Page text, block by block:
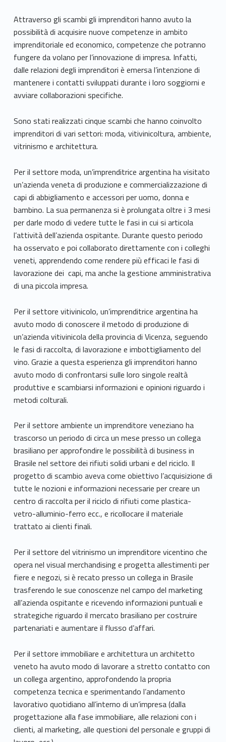
Attraverso gli scambi gli imprenditori hanno avuto la
possibilità di acquisire nuove competenze in ambito
imprenditoriale ed economico, competenze che potranno
fungere da volano per l’innovazione di impresa. Infatti,
dalle relazioni degli imprenditori è emersa l’intenzione di
mantenere i contatti sviluppati durante i loro soggiorni e
avviare collaborazioni specifiche.
Sono stati realizzati cinque scambi che hanno coinvolto
imprenditori di vari settori: moda, vitivinicoltura, ambiente,
vitrinismo e architettura.
Per il settore moda, un’imprenditrice argentina ha visitato
un’azienda veneta di produzione e commercializzazione di
capi di abbigliamento e accessori per uomo, donna e
bambino. La sua permanenza si è prolungata oltre i 3 mesi
per darle modo di vedere tutte le fasi in cui si articola
l’attività dell’azienda ospitante. Durante questo periodo
ha osservato e poi collaborato direttamente con i colleghi
veneti, apprendendo come rendere più efficaci le fasi di
lavorazione dei capi, ma anche la gestione amministrativa
di una piccola impresa.
Per il settore vitivinicolo, un’imprenditrice argentina ha
avuto modo di conoscere il metodo di produzione di
un’azienda vitivinicola della provincia di Vicenza, seguendo
le fasi di raccolta, di lavorazione e imbottigliamento del
vino. Grazie a questa esperienza gli imprenditori hanno
avuto modo di confrontarsi sulle loro singole realtà
produttive e scambiarsi informazioni e opinioni riguardo i
metodi colturali.
Per il settore ambiente un imprenditore veneziano ha
trascorso un periodo di circa un mese presso un collega
brasiliano per approfondire le possibilità di business in
Brasile nel settore dei rifiuti solidi urbani e del riciclo. Il
progetto di scambio aveva come obiettivo l’acquisizione di
tutte le nozioni e informazioni necessarie per creare un
centro di raccolta per il riciclo di rifiuti come plastica-
vetro-alluminio-ferro ecc., e ricollocare il materiale
trattato ai clienti finali.
Per il settore del vitrinismo un imprenditore vicentino che
opera nel visual merchandising e progetta allestimenti per
fiere e negozi, si è recato presso un collega in Brasile
trasferendo le sue conoscenze nel campo del marketing
all’azienda ospitante e ricevendo informazioni puntuali e
strategiche riguardo il mercato brasiliano per costruire
partenariati e aumentare il flusso d’affari.
Per il settore immobiliare e architettura un architetto
veneto ha avuto modo di lavorare a stretto contatto con
un collega argentino, approfondendo la propria
competenza tecnica e sperimentando l’andamento
lavorativo quotidiano all’interno di un’impresa (dalla
progettazione alla fase immobiliare, alle relazioni con i
clienti, al marketing, alle questioni del personale e gruppi di